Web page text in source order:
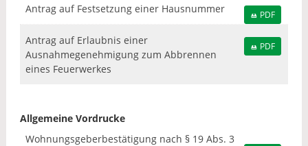
Antrag auf Festsetzung einer Hausnummer PDF
Antrag auf Erlaubnis einer
Ausnahmegenehmigung zum Abbrennen
eines Feuerwerkes
PDF
Allgemeine Vordrucke
Wohnungsgeberbestätigung nach § 19 Abs. 3